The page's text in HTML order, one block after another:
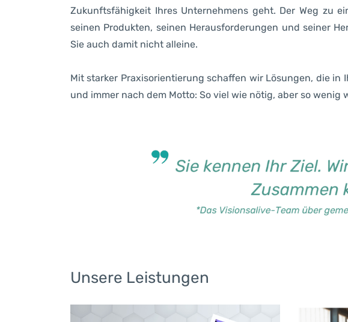
Zukunftsfähigkeit Ihres Unternehmens geht. Der Weg zu
seinen Produkten, seinen Herausforderungen und seiner
Sie auch damit nicht alleine.
Mit starker Praxisorientierung schaffen wir Lösungen, die
und immer nach dem Motto: So viel wie nötig, aber so wenig
​Unsere Leistungen